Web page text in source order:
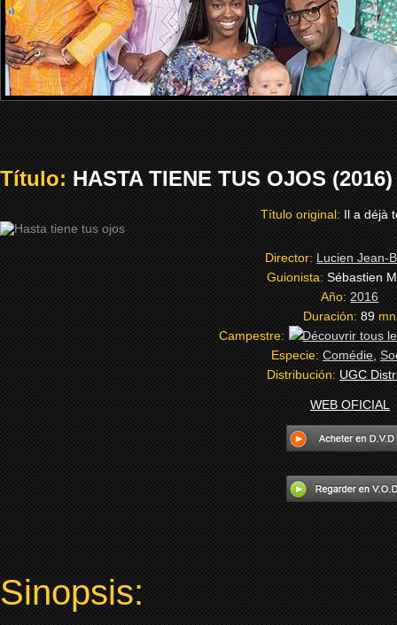
Título:HASTA TIENE TUS OJOS (2016)
Título original:Il a déjà
Director:Lucien Jean-
Guionista:Sébastien
Año:2016
Duración:89mn
Campestre:
Especie:Comédie,
Distribución:UGC
WEB OFICIAL
Sinopsis: